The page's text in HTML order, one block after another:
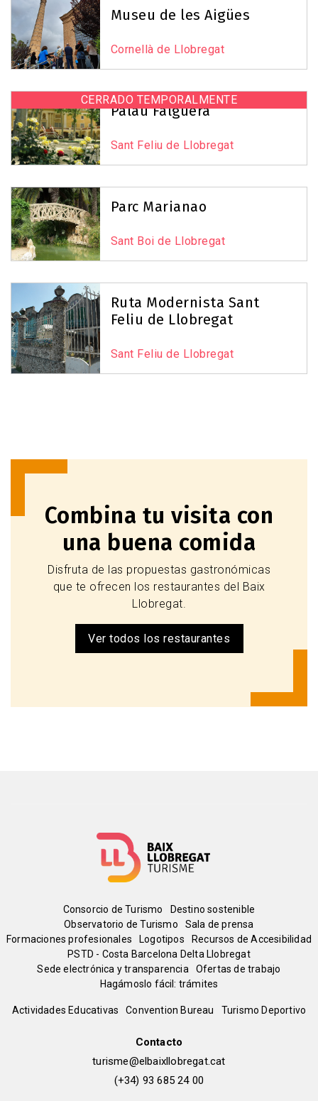
Museu de les Aigües
Cornellà de Llobregat
CERRADO TEMPORALMENTE
Palau Falguera
Sant Feliu de Llobregat
Parc Marianao
Sant Boi de Llobregat
Ruta Modernista Sant
Feliu de Llobregat
Sant Feliu de Llobregat
Combina tu visita con
una buena comida
Disfruta de las propuestas gastronómicas
que te ofrecen los restaurantes del Baix
Llobregat.
Ver todos los restaurantes
Menú
del
pie
Consorcio de Turismo
Destino sostenible
Observatorio de Turismo
Sala de prensa
Formaciones profesionales
Logotipos
Recursos de Accesibilidad
PSTD - Costa Barcelona Delta Llobregat
Sede electrónica y transparencia
Ofertas de trabajo
Hagámoslo fácil: trámites
Peu
Actividades Educativas Convention Bureau Turismo Deportivo
Contacto
turisme@elbaixllobregat.cat
(+34) 93 685 24 00